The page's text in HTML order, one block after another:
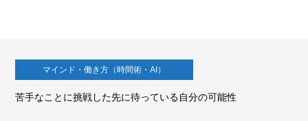
マインド・働き方（時間術・AI）
苦手なことに挑戦した先に待っている自分の可能性